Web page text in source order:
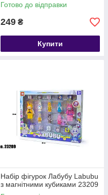
Готово до відправки
249 ₴
Купити
Набір фігурок Лабубу Labubu
з магнітними кубиками 23209